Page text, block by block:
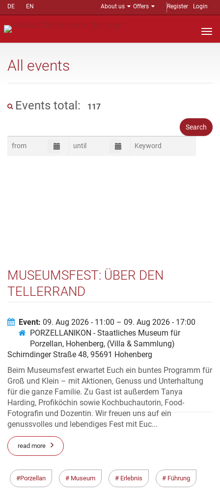
DE EN About us Offers Register Login
All events
Events total: 117
MUSEUMSFEST: ÜBER DEN
TELLERRAND
Event: 09. Aug 2026 - 11:00 – 09. Aug 2026 - 17:00
PORZELLANIKON - Staatliches Museum für
Porzellan, Hohenberg, (Villa & Sammlung)
Schirndinger Straße 48, 95691 Hohenberg
Beim Museumsfest erwartet Euch ein buntes Programm für
Groß und Klein – mit Aktionen, Genuss und Unterhaltung
für die ganze Familie. Zu Gast ist außerdem Tanya
Harding, Profiköchin sowie Kochbuchautorin, Food-
Fotografin und Dozentin. Wir freuen uns auf ein
genussvolles und lebendiges Fest mit Euc...
read more
Porzellan Museum Erlebnis Führung